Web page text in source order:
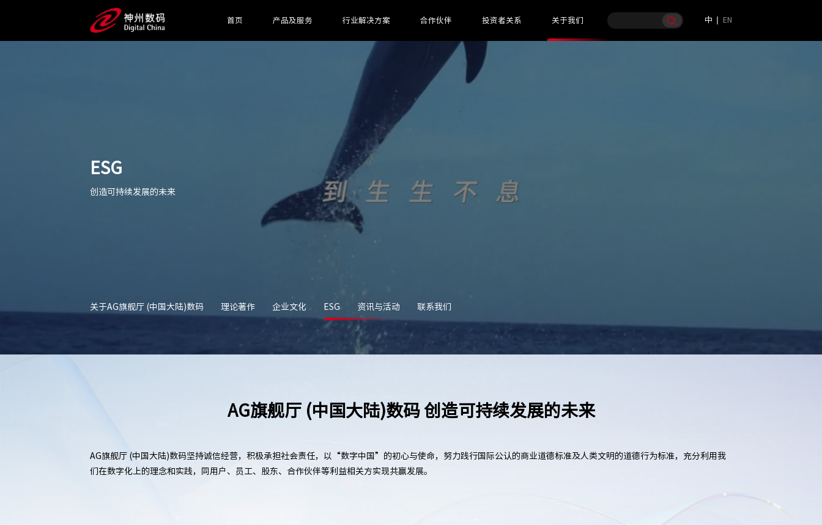
首页 产品及服务 行业解决方案 合作伙伴 投资者关系 关于我们 中 EN
ESG
创造可持续发展的未来
关于AG旗舰厅 (中国大陆)数码 理论著作 企业文化 ESG 资讯与活动 联系我们
AG旗舰厅 (中国大陆)数码 创造可持续发展的未来
AG旗舰厅 (中国大陆)数码坚持诚信经营，积极承担社会责任，以“数字中国”的初心与使命，努力践行国际公认的商业道德标准及人类文明的道德行为标准，充分利用我
们在数字化上的理念和实践，同用户、员工、股东、合作伙伴等利益相关方实现共赢发展。